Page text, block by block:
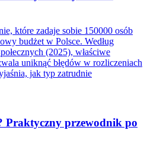
które zadaje sobie 150000 osób
budżet w Polsce. Według
(2025), właściwe
uniknąć błędów w rozliczeniach
jak typ zatrudnie
Praktyczny przewodnik po